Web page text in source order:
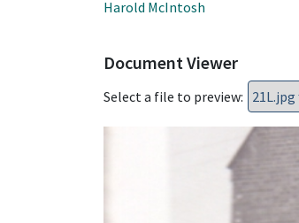
Harold McIntosh
Document Viewer
Select a file to preview: